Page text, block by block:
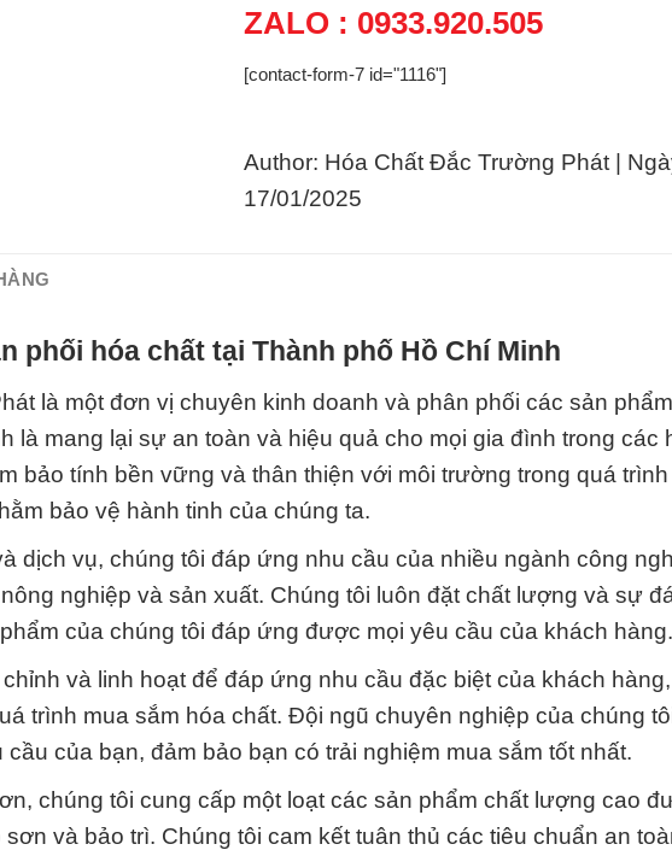
ZALO : 0933.920.505
[contact-form-7 id="1116"]
Author: Hóa Chất Đắc Trường Phát |
17/01/2025
phối hóa chất tại Thành phố Hồ Chí Minh
là một đơn vị chuyên kinh doanh và phân phối các sản
là mang lại sự an toàn và hiệu quả cho mọi gia đình trong các
bảo tính bền vững và thân thiện với môi trường trong quá
bảo vệ hành tinh của chúng ta.
dịch vụ, chúng tôi đáp ứng nhu cầu của nhiều ngành công
nghiệp và sản xuất. Chúng tôi luôn đặt chất lượng và sự
của chúng tôi đáp ứng được mọi yêu cầu của khách hàng.
và linh hoạt để đáp ứng nhu cầu đặc biệt của khách
trình mua sắm hóa chất. Đội ngũ chuyên nghiệp của chúng
của bạn, đảm bảo bạn có trải nghiệm mua sắm tốt nhất.
chúng tôi cung cấp một loạt các sản phẩm chất lượng cao
và bảo trì. Chúng tôi cam kết tuân thủ các tiêu chuẩn an